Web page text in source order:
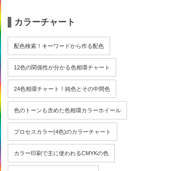
カラーチャート
配色検索！キーワードから作る配色
12色の関係性が分かる色相環チャート
24色相環チャート！純色とその中間色
色のトーンも含めた色相環カラーホイール
プロセスカラー(4色)のカラーチャート
カラー印刷で主に使われるCMYKの色